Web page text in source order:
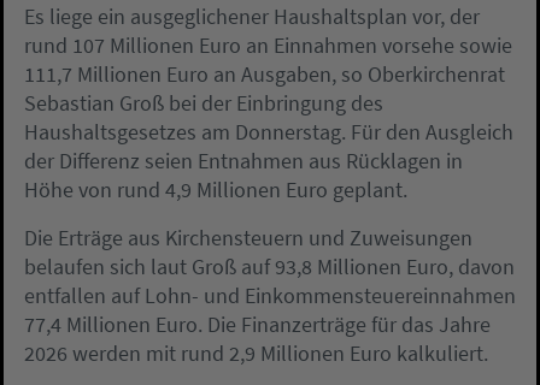
Es liege ein ausgeglichener Haushaltsplan vor, der
rund 107 Millionen Euro an Einnahmen vorsehe sowie
111,7 Millionen Euro an Ausgaben, so Oberkirchenrat
Sebastian Groß bei der Einbringung des
Haushaltsgesetzes am Donnerstag. Für den Ausgleich
der Differenz seien Entnahmen aus Rücklagen in
Höhe von rund 4,9 Millionen Euro geplant.
Die Erträge aus Kirchensteuern und Zuweisungen
belaufen sich laut Groß auf 93,8 Millionen Euro, davon
entfallen auf Lohn- und Einkommensteuereinnahmen
77,4 Millionen Euro. Die Finanzerträge für das Jahre
2026 werden mit rund 2,9 Millionen Euro kalkuliert.